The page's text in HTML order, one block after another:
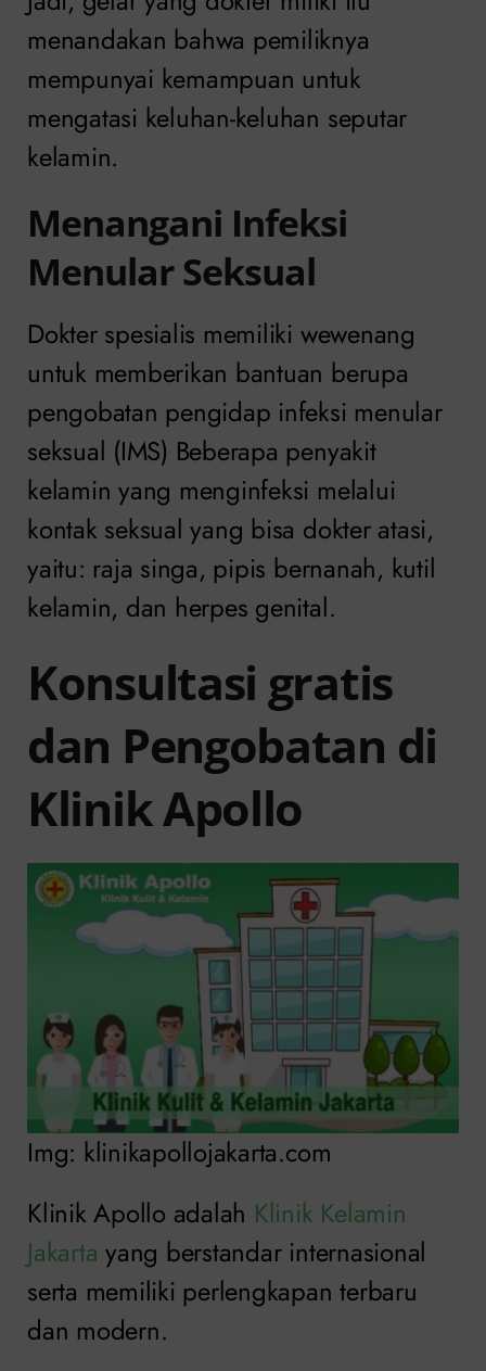
menandakan bahwa pemiliknya
mempunyai kemampuan untuk
mengatasi keluhan-keluhan seputar
kelamin.
Menangani Infeksi
Menular Seksual
Dokter spesialis memiliki wewenang
untuk memberikan bantuan berupa
pengobatan pengidap infeksi menular
seksual (IMS) Beberapa penyakit
kelamin yang menginfeksi melalui
kontak seksual yang bisa dokter atasi,
yaitu: raja singa, pipis bernanah, kutil
kelamin, dan herpes genital.
Konsultasi gratis
dan Pengobatan di
Klinik Apollo
Img: klinikapollojakarta.com
Klinik Apollo adalah Klinik Kelamin
Jakarta yang berstandar internasional
serta memiliki perlengkapan terbaru
dan modern.